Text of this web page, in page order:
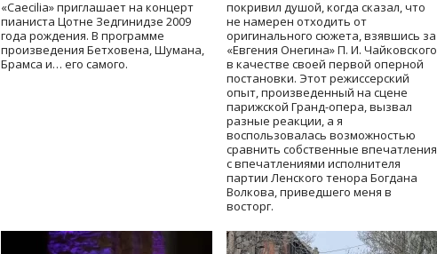
«Caecilia» приглашает на концерт
пианиста Цотне Зедгинидзе 2009
года рождения. В программе
произведения Бетховена, Шумана,
Брамса и… его самого.
покривил душой, когда сказал, что
не намерен отходить от
оригинального сюжета, взявшись за
«Евгения Онегина» П. И. Чайковского
в качестве своей первой оперной
постановки. Этот режиссерский
опыт, произведенный на сцене
парижской Гранд-опера, вызвал
разные реакции, а я
воспользовалась возможностью
сравнить собственные впечатления
с впечатлениями исполнителя
партии Ленского тенора Богдана
Волкова, приведшего меня в
восторг.